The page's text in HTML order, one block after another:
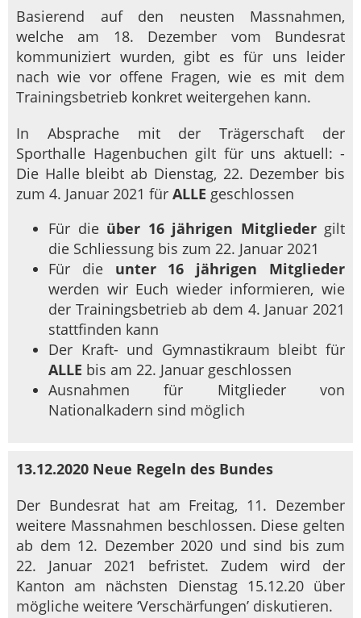
Basierend auf den neusten Massnahmen,
welche am 18. Dezember vom Bundesrat
kommuniziert wurden, gibt es für uns leider
nach wie vor offene Fragen, wie es mit dem
Trainingsbetrieb konkret weitergehen kann.
In Absprache mit der Trägerschaft der
Sporthalle Hagenbuchen gilt für uns aktuell: -
Die Halle bleibt ab Dienstag, 22. Dezember bis
zum 4. Januar 2021 für ALLE geschlossen
Für die über 16 jährigen Mitgliedergilt
die Schliessung bis zum 22. Januar 2021
Für die unter 16 jährigen Mitglieder
werden wir Euch wieder informieren, wie
der Trainingsbetrieb ab dem 4. Januar 2021
stattfinden kann
Der Kraft- und Gymnastikraum bleibt für
ALLE bis am 22. Januar geschlossen
Ausnahmen für Mitglieder von
Nationalkadern sind möglich
13.12.2020 Neue Regeln des Bundes
Der Bundesrat hat am Freitag, 11. Dezember
weitere Massnahmen beschlossen. Diese gelten
ab dem 12. Dezember 2020 und sind bis zum
22. Januar 2021 befristet. Zudem wird der
Kanton am nächsten Dienstag 15.12.20 über
mögliche weitere ‘Verschärfungen’ diskutieren.